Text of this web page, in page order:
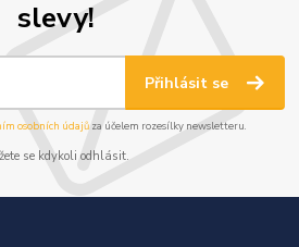
slevy!
Přihlásit se
osobních údajůza účelem rozesílky newsletteru.
se kdykoli odhlásit.